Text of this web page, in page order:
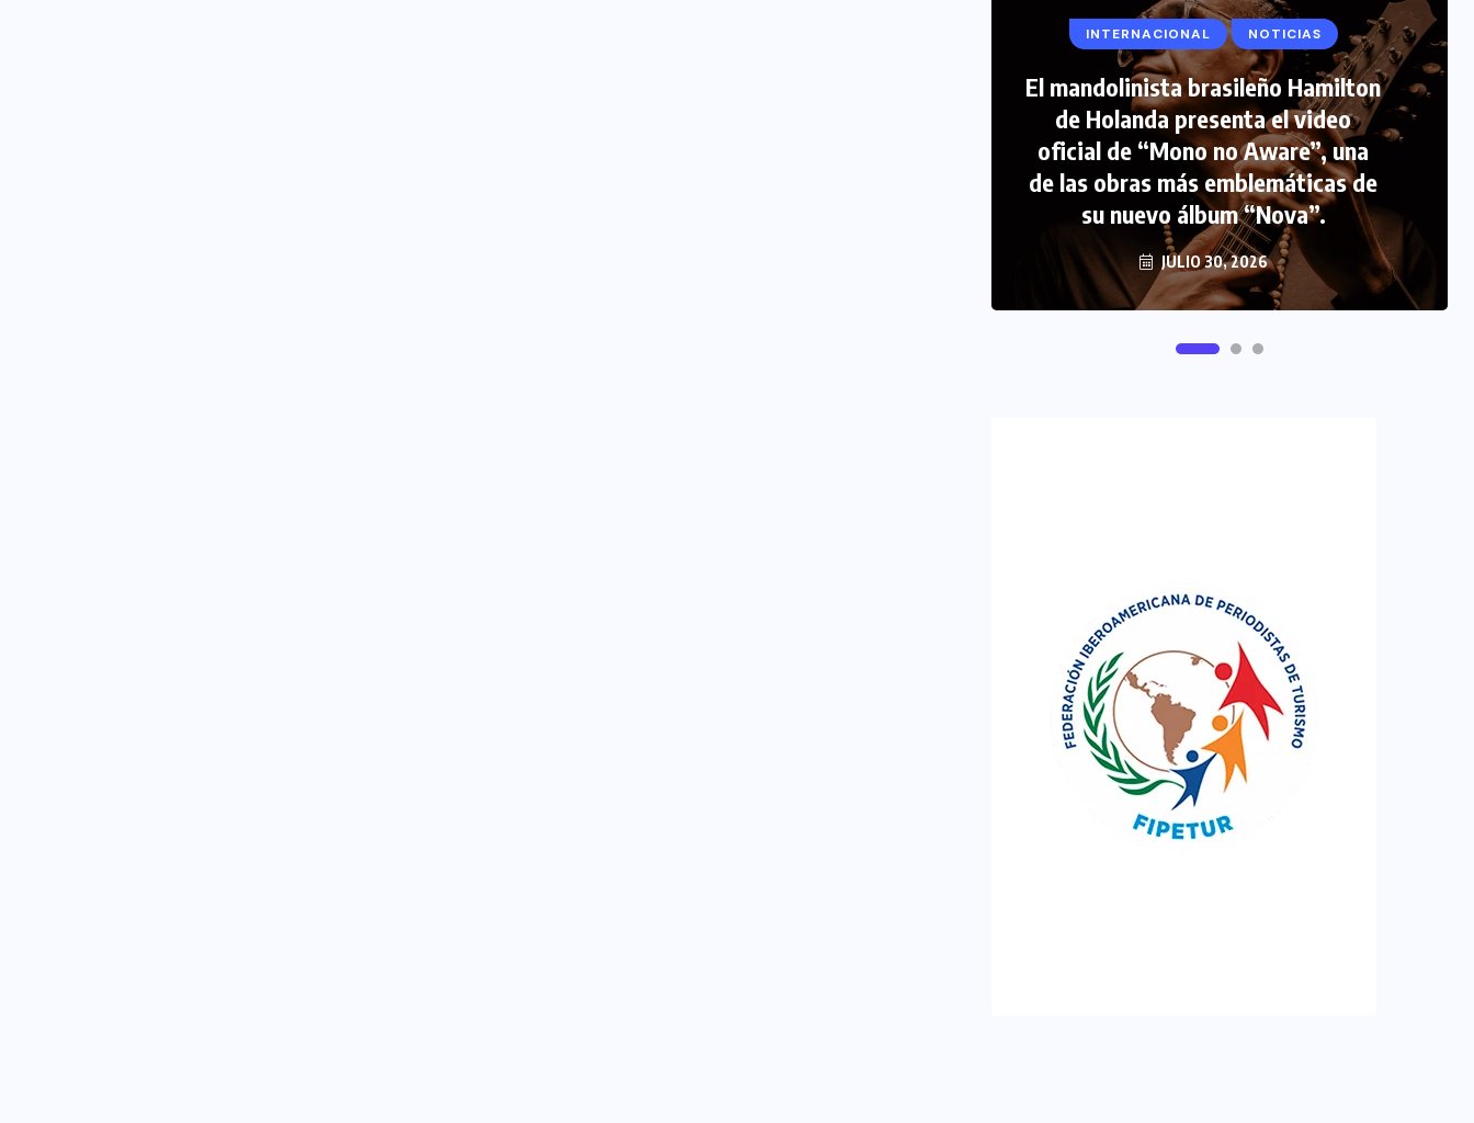
INTERNACIONAL NOTICIAS
El mandolinista brasileño Hamilton
de Holanda presenta el video
oficial de “Mono no Aware”, una
de las obras más emblemáticas de
su nuevo álbum “Nova”.
JULIO 30, 2026
COLABORADORES INTERNACIONAL
NOTICIAS PERIODISMO TURISTICO
FIPETUR se solidariza con
Venezuela
JUNIO 29, 2026